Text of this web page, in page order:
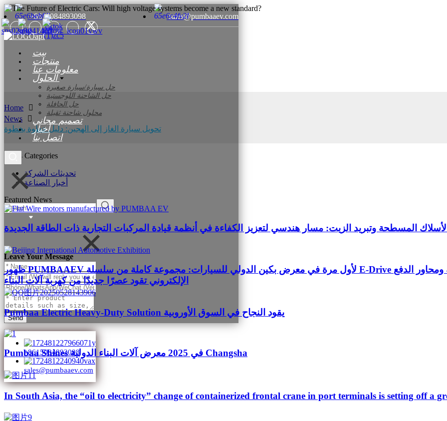
+8615084893098 sales@pumbaaev.com
بيت
منتجات
معلومات عنا
الحلول
حل سيارة/سيارة صغيرة
حل الشاحنة اللوجستية
حل الحافلة
محلول شاحنة ثقيلة
تصميم مجاني
أخبار
اتصل بنا
Leave Your Message
Send
+8615084893098
sales@pumbaaev.com
Home
News
تحويل سيارة الغاز إلى الهجين: دليل خطوة بخطوة
News Categories
تحديثات الشركة
أخبار الصناعة
Featured News
الأسلاك المسطحة وتبريد الزيت: مسار هندسي لتعزيز الكفاءة في أنظمة قيادة المركبات التجارية ذات الطاقة الجديدة
ظهور PUMBAAEV لأول مرة في معرض بكين الدولي للسيارات: مجموعة كاملة من سلسلة E-Drive ذات الطلب العالي والمحركات ذات الأسلاك المسطحة ومحاور الدفع
الإلكتروني تقود عصرًا جديدًا من كهربة آلات البناء
Pumbaa Electric Heavy-Duty Solution يقود النجاح في السوق الأوروبية
Pumbaa Shines في 2025 معرض آلات البناء الدولية Changsha
In South Asia, the “oil to electricity” change of containerized frontal crane in port terminals is setting off a